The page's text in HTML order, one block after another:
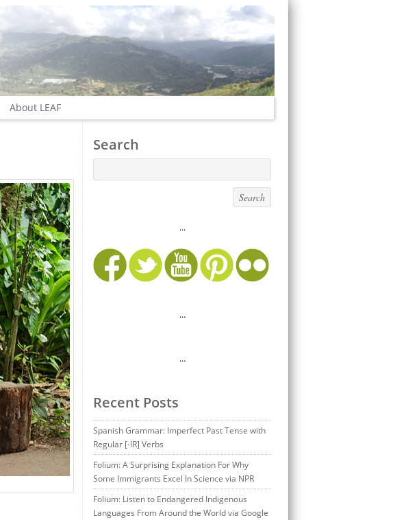
About LEAF
Search
...
…
…
Recent Posts
Spanish Grammar: Imperfect Past Tense with
Regular [-IR] Verbs
Folium: A Surprising Explanation For Why
Some Immigrants Excel In Science via NPR
Folium: Listen to Endangered Indigenous
Languages From Around the World via Google